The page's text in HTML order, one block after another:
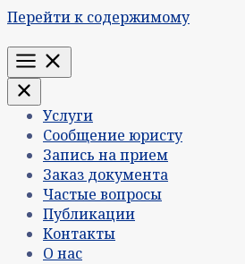
Перейти к содержимому
Меню
Услуги
Сообщение юристу
Запись на прием
Заказ документа
Частые вопросы
Публикации
Контакты
О нас